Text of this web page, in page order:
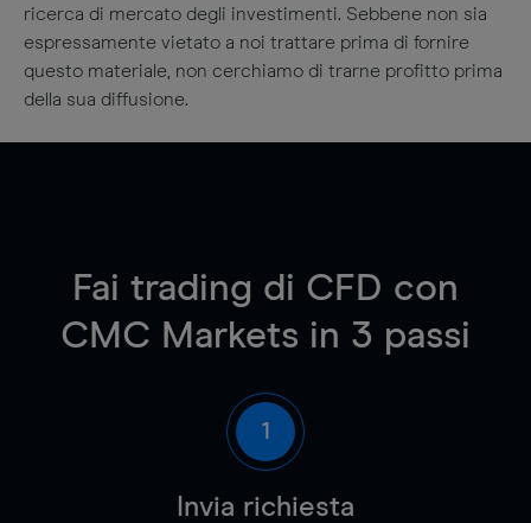
ricerca di mercato degli investimenti. Sebbene non sia
espressamente vietato a noi trattare prima di fornire
questo materiale, non cerchiamo di trarne profitto prima
della sua diffusione.
Fai trading di CFD con
CMC Markets in 3 passi
1
Invia richiesta